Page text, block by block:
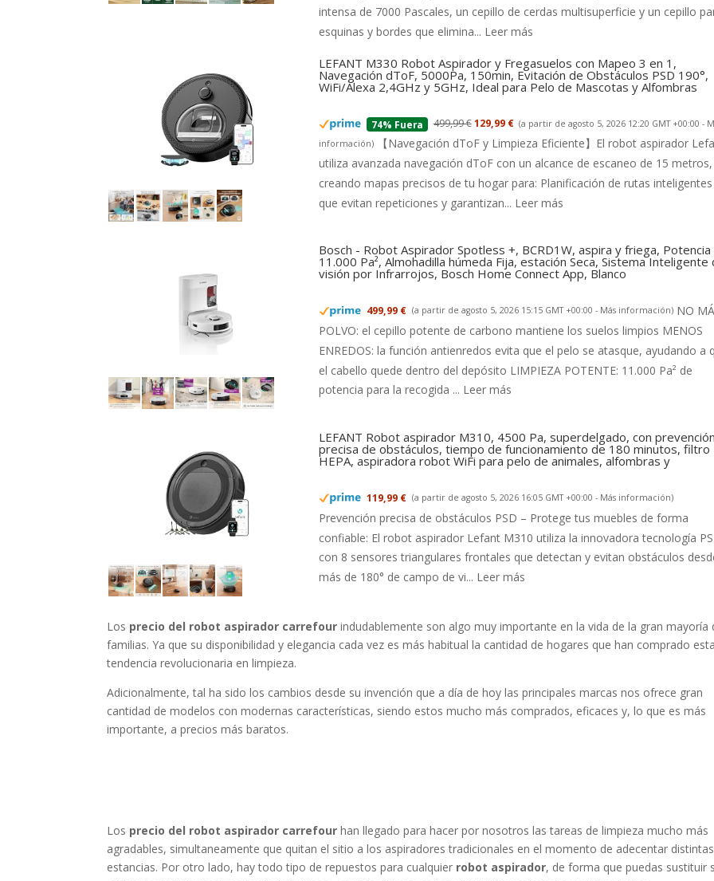
intensa de 7000 Pascales, un cepillo de cerdas multisuperficie y un cepillo
esquinas y bordes que elimina... Leer más
LEFANT M330 Robot Aspirador y Fregasuelos con Mapeo 3 en 1,
Navegación dToF, 5000Pa, 150min, Evitación de Obstáculos PSD 190°,
WiFi/Alexa 2,4GHz y 5GHz, Ideal para Pelo de Mascotas y Alfombras
74% Fuera 499,99 €129,99 € (a partir de agosto 5, 2026 12:20 GMT +00:00 -
información)
【Navegación dToF y Limpieza Eficiente】El robot aspirador
utiliza avanzada navegación dToF con un alcance de escaneo de 15 metros,
creando mapas precisos de tu hogar para: Planificación de rutas inteligentes
que evitan repeticiones y garantizan... Leer más
Bosch - Robot Aspirador Spotless +, BCRD1W, aspira y friega, Potencia
11.000 Pa², Almohadilla húmeda Fija, estación Seca, Sistema Inteligente
visión por Infrarrojos, Bosch Home Connect App, Blanco
499,99 € (a partir de agosto 5, 2026 15:15 GMT +00:00 - Más información) NO
POLVO: el cepillo potente de carbono mantiene los suelos limpios MENOS
ENREDOS: la función antienredos evita que el pelo se atasque, ayudando a
el cabello quede dentro del depósito LIMPIEZA POTENTE: 11.000 Pa² de
potencia para la recogida ... Leer más
LEFANT Robot aspirador M310, 4500 Pa, superdelgado, con prevención
precisa de obstáculos, tiempo de funcionamiento de 180 minutos, filtro
HEPA, aspiradora robot WiFi para pelo de animales, alfombras y
119,99 € (a partir de agosto 5, 2026 16:05 GMT +00:00 - Más información)
Prevención precisa de obstáculos PSD – Protege tus muebles de forma
confiable: El robot aspirador Lefant M310 utiliza la innovadora tecnología
con 8 sensores triangulares frontales que detectan y evitan obstáculos
más de 180° de campo de vi... Leer más
Los precio del robot aspirador carrefour indudablemente son algo muy importante en la vida de la gran mayoría
familias. Ya que su disponibilidad y elegancia cada vez es más habitual la cantidad de hogares que han comprado esta
tendencia revolucionaria en limpieza.
Adicionalmente, tal ha sido los cambios desde su invención que a día de hoy las principales marcas nos ofrece gran
cantidad de modelos con modernas características, siendo estos mucho más comprados, eficaces y, lo que es más
importante, a precios más baratos.
Los precio del robot aspirador carrefour han llegado para hacer por nosotros las tareas de limpieza mucho más
agradables, simultaneamente que quitan el sitio a los aspiradores tradicionales en el momento de adecentar distintas
estancias. Por otro lado, hay todo tipo de repuestos para cualquier robot aspirador, de forma que puedas sustituir